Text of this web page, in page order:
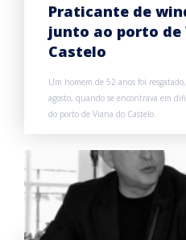
Praticante de
junto ao porto de
Castelo
Um homem de 52 anos foi
agosto, quando se encontrava em
do porto de Viana do Castelo.